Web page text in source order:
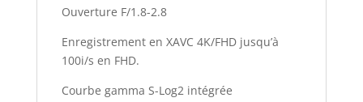
ventouseOuverture F/1.8-2.8
Enregistrement en XAVC 4K/FHD jusqu’à
100i/s en FHD.
Courbe gamma S-Log2 intégrée